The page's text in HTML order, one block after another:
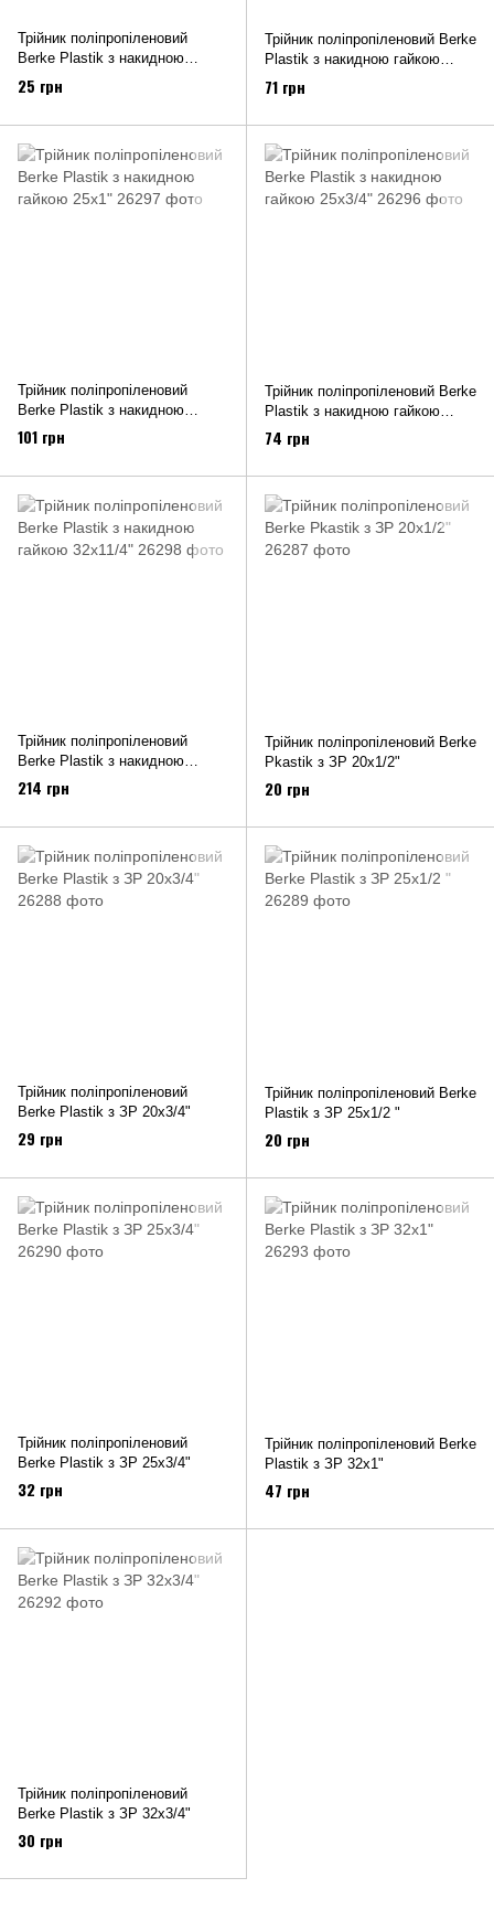
Трійник поліпропіленовий
Berke Plastik з накидною
гайкою 20х1/2"
25 грн
Трійник поліпропіленовий Berke
Plastik з накидною гайкою
20х3/4 "
71 грн
Трійник поліпропіленовий
Berke Plastik з накидною
гайкою 25х1"
101 грн
Трійник поліпропіленовий Berke
Plastik з накидною гайкою
25х3/4"
74 грн
Трійник поліпропіленовий
Berke Plastik з накидною
гайкою 32х11/4"
214 грн
Трійник поліпропіленовий Berke
Pkastik з ЗР 20х1/2"
20 грн
Трійник поліпропіленовий
Berke Plastik з ЗР 20х3/4"
29 грн
Трійник поліпропіленовий Berke
Plastik з ЗР 25х1/2 "
20 грн
Трійник поліпропіленовий
Berke Plastik з ЗР 25х3/4"
32 грн
Трійник поліпропіленовий Berke
Plastik з ЗР 32х1"
47 грн
Трійник поліпропіленовий
Berke Plastik з ЗР 32х3/4"
30 грн